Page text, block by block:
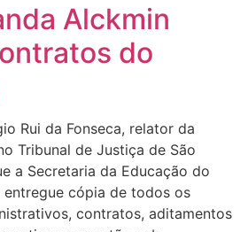
Alckmin
do
Rui da Fonseca, relator da
Tribunal de Justiça de São
a Secretaria da Educação do
entregue cópia de todos os
contratos, aditamentos